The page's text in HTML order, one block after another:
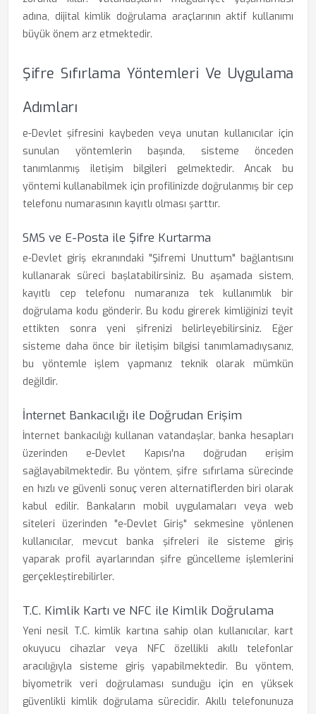
adına, dijital kimlik doğrulama araçlarının aktif kullanımı
büyük önem arz etmektedir.
Şifre Sıfırlama Yöntemleri Ve Uygulama
Adımları
e-Devlet şifresini kaybeden veya unutan kullanıcılar için
sunulan yöntemlerin başında, sisteme önceden
tanımlanmış iletişim bilgileri gelmektedir. Ancak bu
yöntemi kullanabilmek için profilinizde doğrulanmış bir cep
telefonu numarasının kayıtlı olması şarttır.
SMS ve E-Posta ile Şifre Kurtarma
e-Devlet giriş ekranındaki "Şifremi Unuttum" bağlantısını
kullanarak süreci başlatabilirsiniz. Bu aşamada sistem,
kayıtlı cep telefonu numaranıza tek kullanımlık bir
doğrulama kodu gönderir. Bu kodu girerek kimliğinizi teyit
ettikten sonra yeni şifrenizi belirleyebilirsiniz. Eğer
sisteme daha önce bir iletişim bilgisi tanımlamadıysanız,
bu yöntemle işlem yapmanız teknik olarak mümkün
değildir.
İnternet Bankacılığı ile Doğrudan Erişim
İnternet bankacılığı kullanan vatandaşlar, banka hesapları
üzerinden e-Devlet Kapısı'na doğrudan erişim
sağlayabilmektedir. Bu yöntem, şifre sıfırlama sürecinde
en hızlı ve güvenli sonuç veren alternatiflerden biri olarak
kabul edilir. Bankaların mobil uygulamaları veya web
siteleri üzerinden "e-Devlet Giriş" sekmesine yönlenen
kullanıcılar, mevcut banka şifreleri ile sisteme giriş
yaparak profil ayarlarından şifre güncelleme işlemlerini
gerçekleştirebilirler.
T.C. Kimlik Kartı ve NFC ile Kimlik Doğrulama
Yeni nesil T.C. kimlik kartına sahip olan kullanıcılar, kart
okuyucu cihazlar veya NFC özellikli akıllı telefonlar
aracılığıyla sisteme giriş yapabilmektedir. Bu yöntem,
biyometrik veri doğrulaması sunduğu için en yüksek
güvenlikli kimlik doğrulama sürecidir. Akıllı telefonunuza